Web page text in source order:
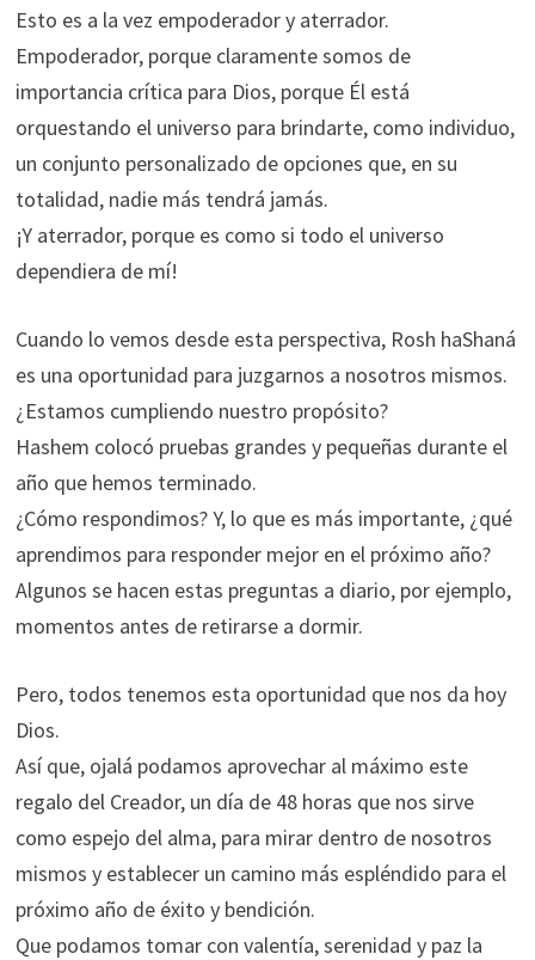
Esto es a la vez empoderador y aterrador.
Empoderador, porque claramente somos de
importancia crítica para Dios, porque Él está
orquestando el universo para brindarte, como individuo,
un conjunto personalizado de opciones que, en su
totalidad, nadie más tendrá jamás.
¡Y aterrador, porque es como si todo el universo
dependiera de mí!
Cuando lo vemos desde esta perspectiva, Rosh haShaná
es una oportunidad para juzgarnos a nosotros mismos.
¿Estamos cumpliendo nuestro propósito?
Hashem colocó pruebas grandes y pequeñas durante el
año que hemos terminado.
¿Cómo respondimos? Y, lo que es más importante, ¿qué
aprendimos para responder mejor en el próximo año?
Algunos se hacen estas preguntas a diario, por ejemplo,
momentos antes de retirarse a dormir.
Pero, todos tenemos esta oportunidad que nos da hoy
Dios.
Así que, ojalá podamos aprovechar al máximo este
regalo del Creador, un día de 48 horas que nos sirve
como espejo del alma, para mirar dentro de nosotros
mismos y establecer un camino más espléndido para el
próximo año de éxito y bendición.
Que podamos tomar con valentía, serenidad y paz la